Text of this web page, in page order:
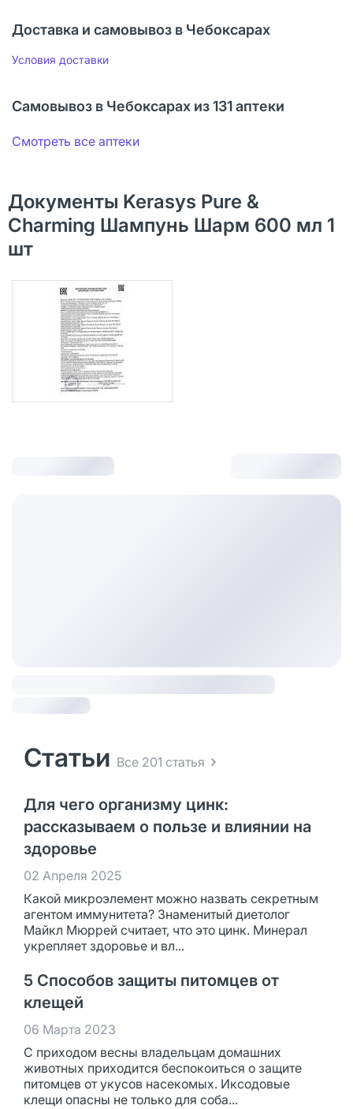
Доставка и самовывоз в Чебоксарах
Условия доставки
Самовывоз в Чебоксарах из 131 аптеки
Смотреть все аптеки
Документы Kerasys Pure &
Charming Шампунь Шарм 600 мл 1
шт
Статьи Все 201 статья
Для чего организму цинк:
рассказываем о пользе и влиянии на
здоровье
02 Апреля 2025
Какой микроэлемент можно назвать секретным
агентом иммунитета? Знаменитый диетолог
Майкл Мюррей считает, что это цинк. Минерал
укрепляет здоровье и вл...
5 Способов защиты питомцев от
клещей
06 Марта 2023
С приходом весны владельцам домашних
животных приходится беспокоиться о защите
питомцев от укусов насекомых. Иксодовые
клещи опасны не только для соба...